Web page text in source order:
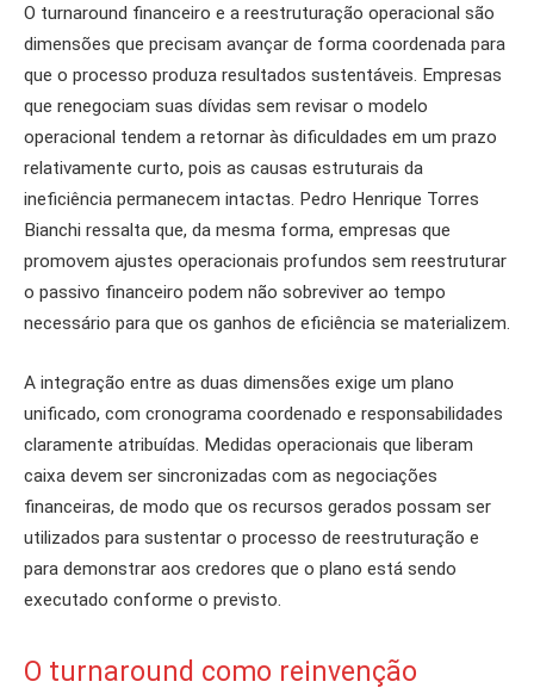
O turnaround financeiro e a reestruturação operacional são
dimensões que precisam avançar de forma coordenada para
que o processo produza resultados sustentáveis. Empresas
que renegociam suas dívidas sem revisar o modelo
operacional tendem a retornar às dificuldades em um prazo
relativamente curto, pois as causas estruturais da
ineficiência permanecem intactas. Pedro Henrique Torres
Bianchi ressalta que, da mesma forma, empresas que
promovem ajustes operacionais profundos sem reestruturar
o passivo financeiro podem não sobreviver ao tempo
necessário para que os ganhos de eficiência se materializem.
A integração entre as duas dimensões exige um plano
unificado, com cronograma coordenado e responsabilidades
claramente atribuídas. Medidas operacionais que liberam
caixa devem ser sincronizadas com as negociações
financeiras, de modo que os recursos gerados possam ser
utilizados para sustentar o processo de reestruturação e
para demonstrar aos credores que o plano está sendo
executado conforme o previsto.
O turnaround como reinvenção